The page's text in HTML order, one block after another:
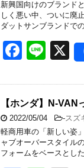
o
o
k
新興国向けのブランド
しく悪い中、ついに廃
ダットサンブランドで
F
c
e
b
o
Li
e
X
【ホンダ】N-
2022/05/04 -スズ
軽商用車の「新しい姿
ャブオーバースタイル
フォームをベースとし